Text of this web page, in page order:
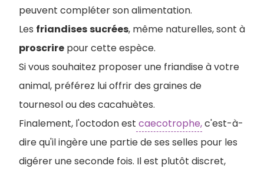
peuvent compléter son alimentation.
Les friandisessucrées, même naturelles, sont à
proscrire pour cette espèce.
Si vous souhaitez proposer une friandise à votre
animal, préférez lui offrir des graines de
tournesol ou des cacahuètes.
Finalement, l'octodon est caecotrophe,c'est-à-
dire qu'il ingère une partie de ses selles pour les
digérer une seconde fois. Il est plutôt discret,